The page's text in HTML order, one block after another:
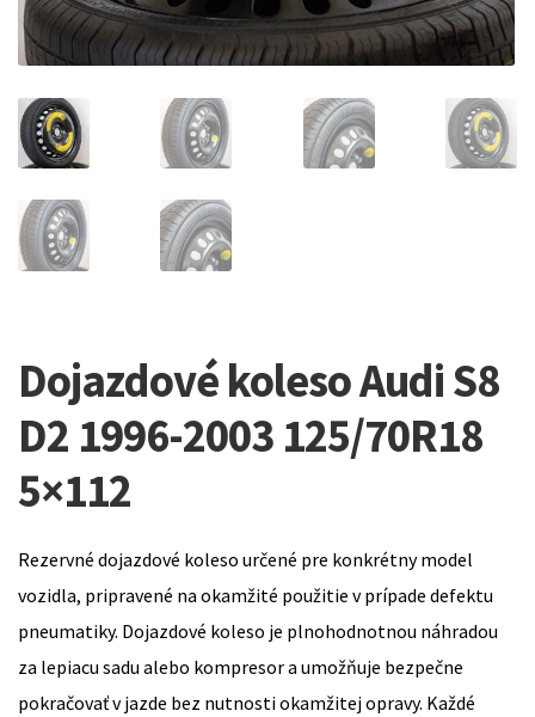
Dojazdové koleso Audi S8
D2 1996-2003 125/70R18
5×112
Rezervné dojazdové koleso určené pre konkrétny model
vozidla, pripravené na okamžité použitie v prípade defektu
pneumatiky. Dojazdové koleso je plnohodnotnou náhradou
za lepiacu sadu alebo kompresor a umožňuje bezpečne
pokračovať v jazde bez nutnosti okamžitej opravy. Každé